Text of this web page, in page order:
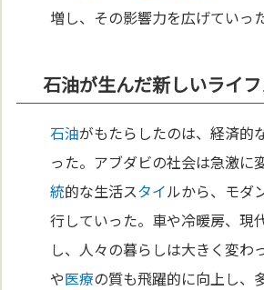
増し、その影響力を広げていった
石油が生んだ新しいライ
石油がもたらしたのは、経済的
った。アブダビの社会は急激に
統的な生活スタイルから、モダ
行していった。車や冷暖房、現
し、人々の暮らしは大きく変わ
や医療の質も飛躍的に向上し、